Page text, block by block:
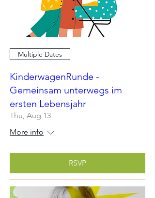
Multiple Dates
KinderwagenRunde -
Gemeinsam unterwegs im
ersten Lebensjahr
Thu, Aug 13
More info
RSVP